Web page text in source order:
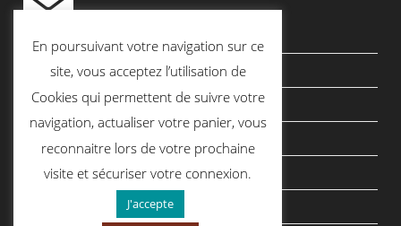
contact@quiscrap.fr
Les Fiches Techniques et les Tutos
Le Blog
Conditions générales de vente
Mentions légales
Politique de confidentialité
En poursuivant votre navigation sur ce
site, vous acceptez l’utilisation de
Cookies qui permettent de suivre votre
navigation, actualiser votre panier, vous
reconnaitre lors de votre prochaine
visite et sécuriser votre connexion.
J'accepte